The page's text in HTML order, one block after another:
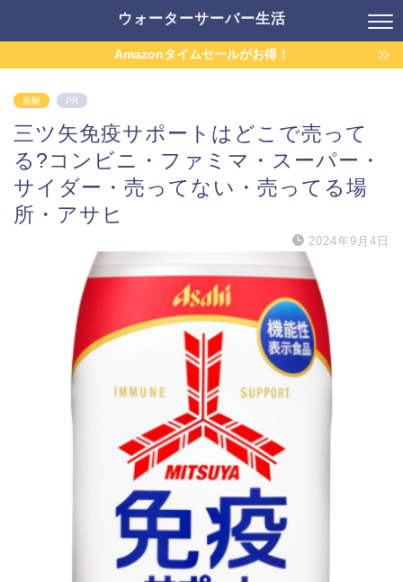
ウォーターサーバー生活
Amazonタイムセールがお得！
炭酸 PR
三ツ矢免疫サポートはどこで売って
る?コンビニ・ファミマ・スーパー・
サイダー・売ってない・売ってる場
所・アサヒ
2024年9月4日